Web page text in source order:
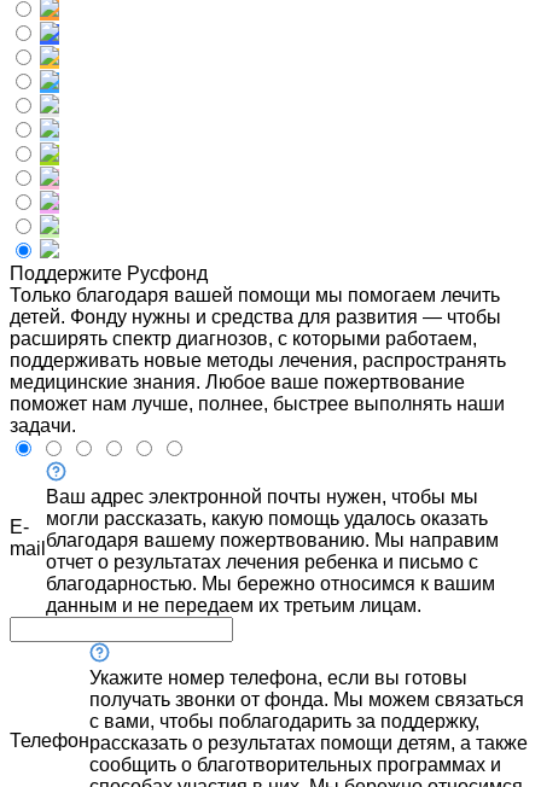
Поддержите Русфонд
Только благодаря вашей помощи мы помогаем лечить
детей. Фонду нужны и средства для развития — чтобы
расширять спектр диагнозов, с которыми работаем,
поддерживать новые методы лечения, распространять
медицинские знания. Любое ваше пожертвование
поможет нам лучше, полнее, быстрее выполнять наши
задачи.
E-
mail
Ваш адрес электронной почты нужен, чтобы мы
могли рассказать, какую помощь удалось оказать
благодаря вашему пожертвованию. Мы направим
отчет о результатах лечения ребенка и письмо с
благодарностью. Мы бережно относимся к вашим
данным и не передаем их третьим лицам.
Телефон
Укажите номер телефона, если вы готовы
получать звонки от фонда. Мы можем связаться
с вами, чтобы поблагодарить за поддержку,
рассказать о результатах помощи детям, а также
сообщить о благотворительных программах и